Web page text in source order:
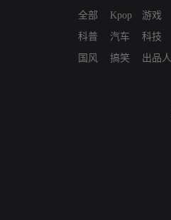
全部
科普
国风
Kpop
汽车
搞笑
游戏
科技
出品人